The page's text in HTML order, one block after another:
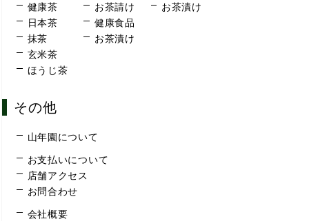
健康茶
日本茶
抹茶
玄米茶
ほうじ茶
お茶請け
健康食品
お茶漬け
お茶漬け
その他
山年園について
お支払いについて
店舗アクセス
お問合わせ
会社概要